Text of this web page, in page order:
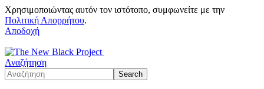
Χρησιμοποιώντας αυτόν τον ιστότοπο, συμφωνείτε με την
Πολιτική Απορρήτου.
Αποδοχή
Αναζήτηση